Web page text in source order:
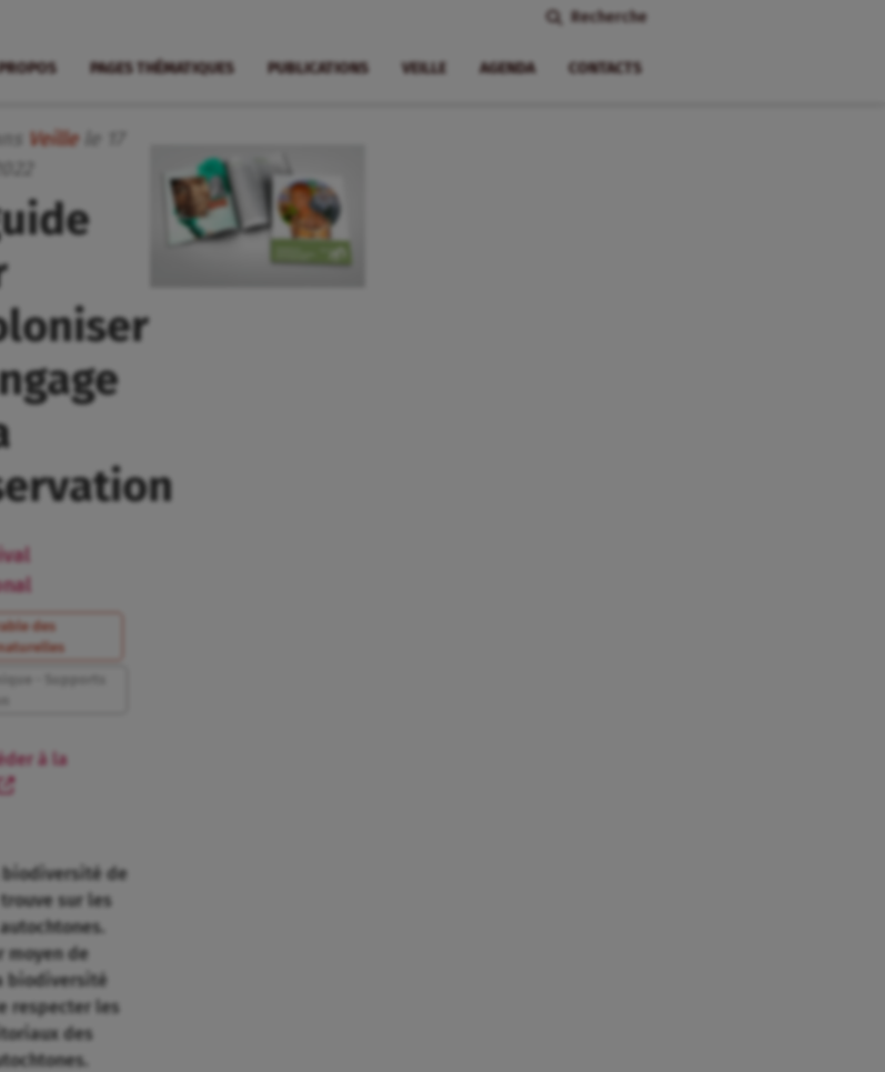
Recherche
PAGES THÉMATIQUES PUBLICATIONS VEILLE AGENDA CONTACTS
Veille le
des
à la
biodiversité de
trouve sur les
moyen de
biodiversité
respecter les
des